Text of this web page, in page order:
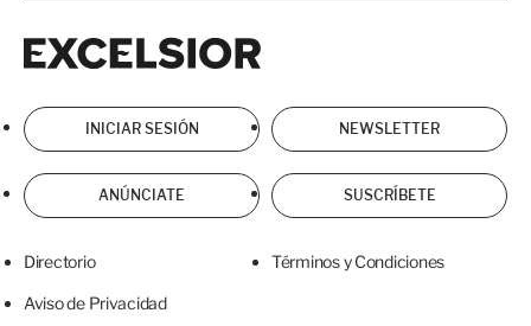
INICIAR SESIÓN NEWSLETTER
ANÚNCIATE SUSCRÍBETE
Directorio Términos y Condiciones
Aviso de Privacidad